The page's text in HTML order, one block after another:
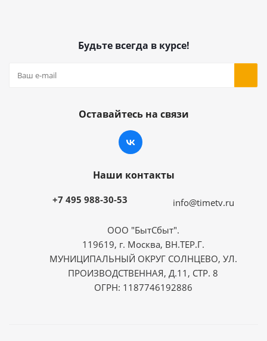
Будьте всегда в курсе!
Оставайтесь на связи
Наши контакты
+7 495 988-30-53 info@timetv.ru
ООО "БытСбыт".
119619, г. Москва, ВН.ТЕР.Г.
МУНИЦИПАЛЬНЫЙ ОКРУГ СОЛНЦЕВО, УЛ.
ПРОИЗВОДСТВЕННАЯ, Д.11, СТР. 8
ОГРН: 1187746192886